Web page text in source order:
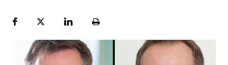
FacebookPlattformLinekdInSeite